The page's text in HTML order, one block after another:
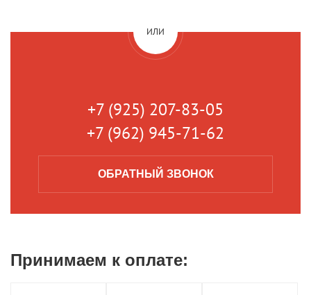
ИЛИ
+7 (925) 207-83-05
+7 (962) 945-71-62
ОБРАТНЫЙ ЗВОНОК
Принимаем к оплате: